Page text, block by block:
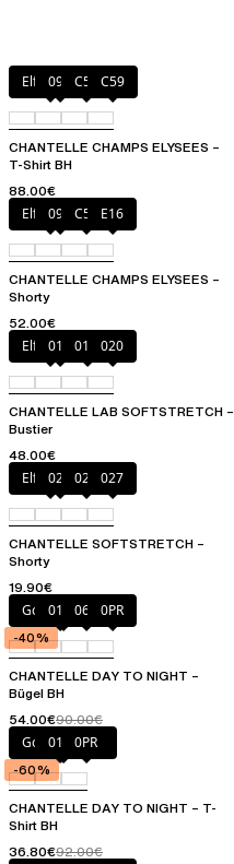
Elfenbein
097 C54 C59
CHANTELLE CHAMPS ELYSEES –
T-Shirt BH
88.00€
Elfenbein
097 C59 E16
CHANTELLE CHAMPS ELYSEES –
Shorty
52.00€
Elfenbein
011 01N 020
CHANTELLE LAB SOFTSTRETCH –
Bustier
48.00€
Elfenbein
020 023 027
CHANTELLE SOFTSTRETCH –
Shorty
19.90€
Golden Beige
011 06K 0PR
CHANTELLE DAY TO NIGHT –
Bügel BH
54.00€90.00€
-40%
Golden Beige
011 0PR
CHANTELLE DAY TO NIGHT – T-
Shirt BH
36.80€92.00€
-60%